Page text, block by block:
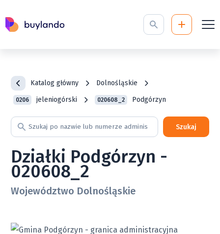
Katalog główny Dolnośląskie
0206 jeleniogórski 020608_2 Podgórzyn
Szukaj
Działki Podgórzyn -
020608_2
Województwo Dolnośląskie